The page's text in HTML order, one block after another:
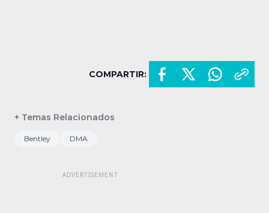
COMPARTIR:
+ Temas Relacionados
Bentley DMA